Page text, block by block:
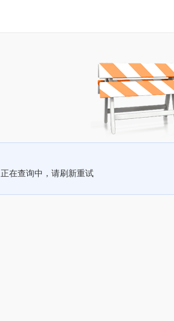
正在查询中，请刷新重试